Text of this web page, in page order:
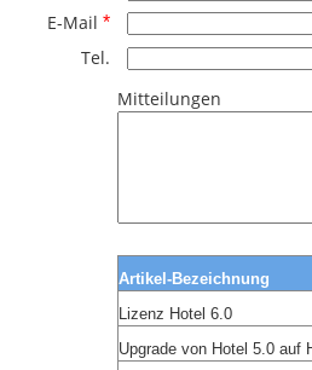
E-Mail *
Tel.
Mitteilungen
Artikel-Bezeichnung
Lizenz Hotel 6.0
Upgrade von Hotel 5.0 auf